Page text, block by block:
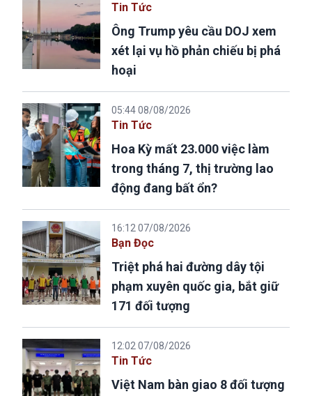
Tin Tức
Ông Trump yêu cầu DOJ xem
xét lại vụ hồ phản chiếu bị phá
hoại
05:44 08/08/2026
Tin Tức
Hoa Kỳ mất 23.000 việc làm
trong tháng 7, thị trường lao
động đang bất ổn?
16:12 07/08/2026
Bạn Đọc
Triệt phá hai đường dây tội
phạm xuyên quốc gia, bắt giữ
171 đối tượng
12:02 07/08/2026
Tin Tức
Việt Nam bàn giao 8 đối tượng